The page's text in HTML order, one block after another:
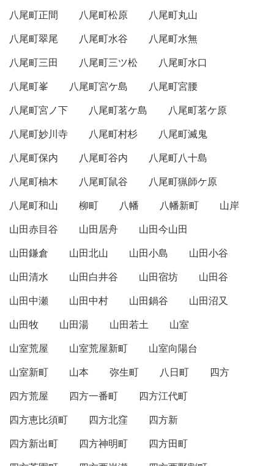
八尾町正間
八尾町松原
八尾町丸山
八尾町翠尾
八尾町水谷
八尾町水無
八尾町三田
八尾町三ツ松
八尾町水口
八尾町峯
八尾町宮ケ島
八尾町宮腰
八尾町宮ノ下
八尾町茗ケ島
八尾町茗ケ原
八尾町妙川寺
八尾町村杉
八尾町滅鬼
八尾町保内
八尾町谷内
八尾町八十島
八尾町柚木
八尾町鼠谷
八尾町猟師ケ原
八尾町和山
柳町 八幡 八幡新町
山岸
山田赤目谷
山田居舟
山田今山田
山田鎌倉
山田北山 山田小島
山田小谷
山田清水
山田白井谷 山田宿坊
山田谷
山田中瀬
山田中村 山田鍋谷
山田沼又
山田牧
山田湯 山田若土
山室
山室荒屋
山室荒屋新町
山室向陽台
山室新町
山本 弥生町 八日町
四方
四方荒屋
四方一番町
四方江代町
四方恵比須町
四方北窪
四方新
四方新出町
四方神明町
四方田町